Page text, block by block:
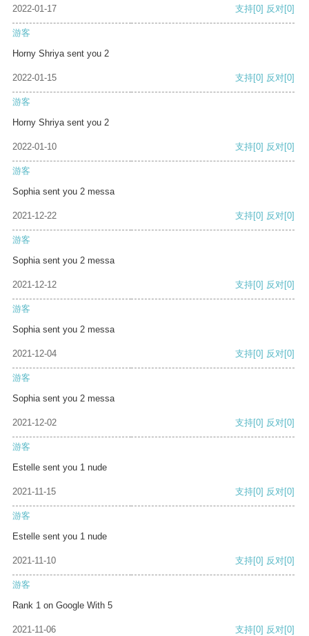
2022-01-17 支持[0] 反对[0]
游客
Horny Shriya sent you 2
2022-01-15 支持[0] 反对[0]
游客
Horny Shriya sent you 2
2022-01-10 支持[0] 反对[0]
游客
Sophia sent you 2 messa
2021-12-22 支持[0] 反对[0]
游客
Sophia sent you 2 messa
2021-12-12 支持[0] 反对[0]
游客
Sophia sent you 2 messa
2021-12-04 支持[0] 反对[0]
游客
Sophia sent you 2 messa
2021-12-02 支持[0] 反对[0]
游客
Estelle sent you 1 nude
2021-11-15 支持[0] 反对[0]
游客
Estelle sent you 1 nude
2021-11-10 支持[0] 反对[0]
游客
Rank 1 on Google With 5
2021-11-06 支持[0] 反对[0]